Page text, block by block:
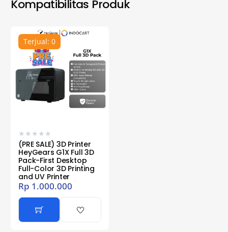
Kompatibilitas Produk
Terjual: 0
★ ★ ★ ★ ★
(PRE SALE) 3D Printer
HeyGears G1X Full 3D
Pack-First Desktop
Full-Color 3D Printing
and UV Printer
Rp 1.000.000